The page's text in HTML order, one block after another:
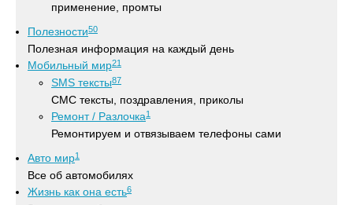
применение, промты
Полезности50
Полезная информация на каждый день
Мобильный мир21
SMS тексты87
СМС тексты, поздравления, приколы
Ремонт / Разлочка1
Ремонтируем и отвязываем телефоны сами
Авто мир1
Все об автомобилях
Жизнь как она есть6